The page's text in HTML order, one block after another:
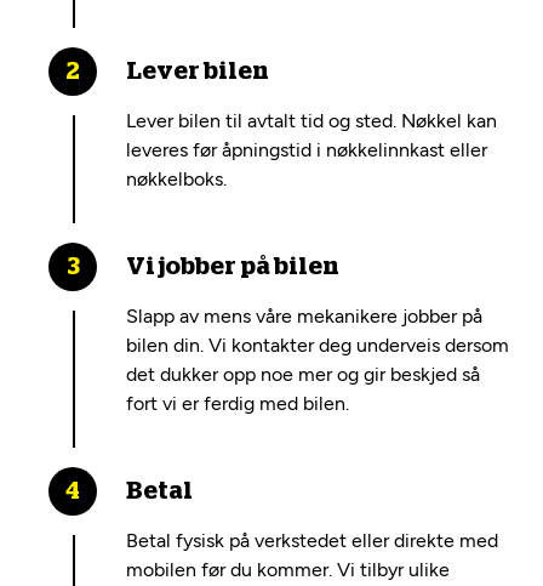
Lever bilen
Lever bilen til avtalt tid og sted. Nøkkel kan
leveres før åpningstid i nøkkelinnkast eller
nøkkelboks.
Vi jobber på bilen
Slapp av mens våre mekanikere jobber på
bilen din. Vi kontakter deg underveis dersom
det dukker opp noe mer og gir beskjed så
fort vi er ferdig med bilen.
Betal
Betal fysisk på verkstedet eller direkte med
mobilen før du kommer. Vi tilbyr ulike